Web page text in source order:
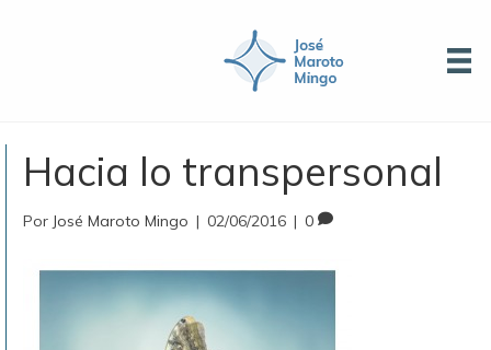
Hacia lo transpersonal
Por José Maroto Mingo | 02/06/2016 | 0